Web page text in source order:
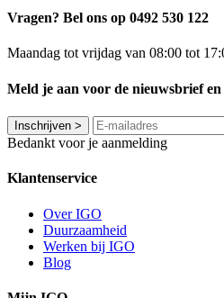
Vragen? Bel ons op 0492 530 122
Maandag tot vrijdag van 08:00 tot
Meld je aan voor de nieuwsbrief
Inschrijven >
Bedankt voor je aanmelding
Klantenservice
Over IGO
Duurzaamheid
Werken bij IGO
Blog